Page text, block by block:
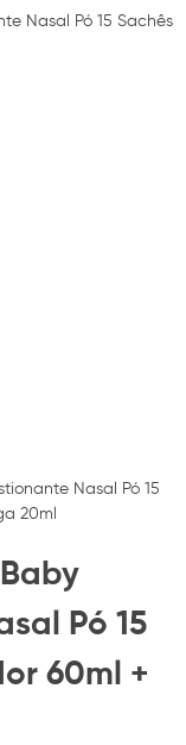
Nasal Pó 15 Sachês
Nasal Pó 15
20ml
Pó 15
60ml +